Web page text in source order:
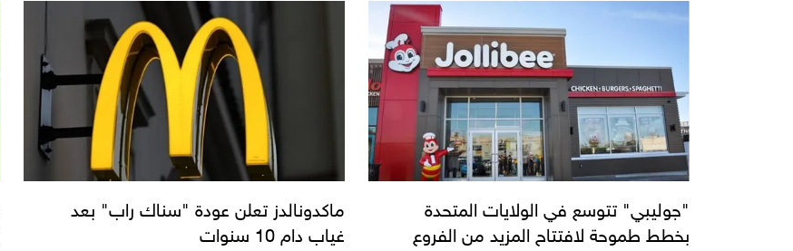
ماكدونالدز تعلن عودة "سناك راب" بعد
غياب دام 10 سنوات
"جوليبي" تتوسع في الولايات المتحدة
بخطط طموحة لافتتاح المزيد من الفروع